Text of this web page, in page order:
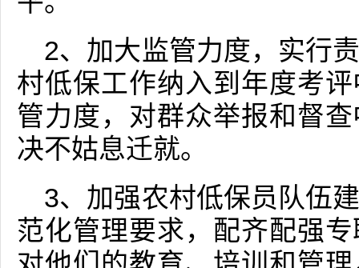
2、加大监管力度，实行
村低保工作纳入到年度考
管力度，对群众举报和督
决不姑息迁就。
3、加强农村低保员队伍
范化管理要求，配齐配强